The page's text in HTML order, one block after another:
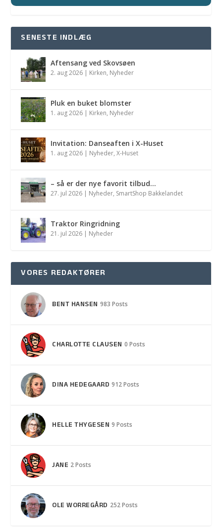
SENESTE INDLÆG
Aftensang ved Skovsøen
2. aug 2026 | Kirken, Nyheder
Pluk en buket blomster
1. aug 2026 | Kirken, Nyheder
Invitation: Danseaften i X-Huset
1. aug 2026 | Nyheder,X-Huset
– så er der nye favorit tilbud…
27. jul 2026 | Nyheder, SmartShop Bakkelandet
Traktor Ringridning
21. jul 2026 | Nyheder
VORES REDAKTØRER
BENT HANSEN 983 Posts
CHARLOTTE CLAUSEN 0 Posts
DINA HEDEGAARD 912 Posts
HELLE THYGESEN 9 Posts
JANE 2 Posts
OLE WORREGÅRD 252 Posts